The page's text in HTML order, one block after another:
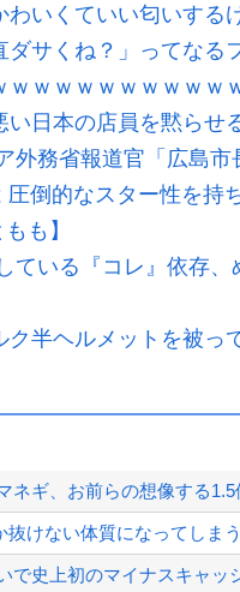
わいくていい匂いする
サくね？」ってなる
ｗｗｗｗｗｗｗｗｗｗ
い日本の店員を黙らせ
外務省報道官「広島
圧倒的なスター性を
も】
ている『コレ』依存
ク半ヘルメットを被
ネギ、お前らの想像する
けない体質になってしま
で史上初のマイナスキャッ